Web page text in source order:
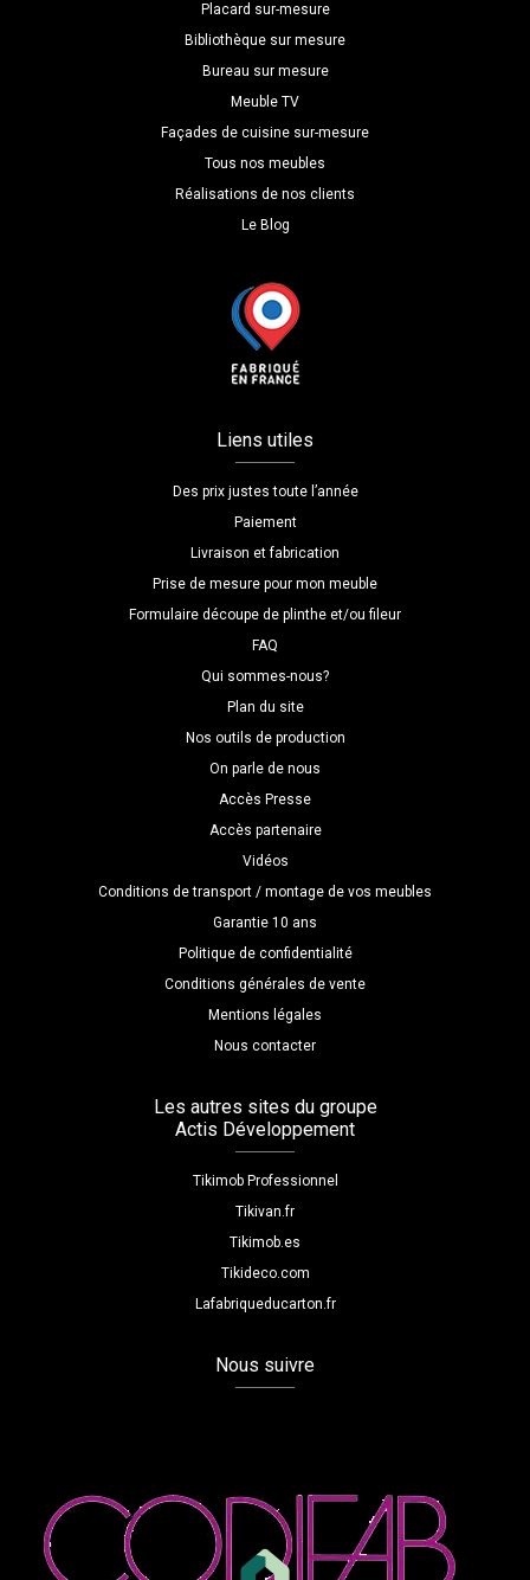
Placard sur-mesure
Bibliothèque sur mesure
Bureau sur mesure
Meuble TV
Façades de cuisine sur-mesure
Tous nos meubles
Réalisations de nos clients
Le Blog
Liens utiles
Des prix justes toute l’année
Paiement
Livraison et fabrication
Prise de mesure pour mon meuble
Formulaire découpe de plinthe et/ou fileur
FAQ
Qui sommes-nous?
Plan du site
Nos outils de production
On parle de nous
Accès Presse
Accès partenaire
Vidéos
Conditions de transport / montage de vos meubles
Garantie 10 ans
Politique de confidentialité
Conditions générales de vente
Mentions légales
Nous contacter
Les autres sites du groupe
Actis Développement
Tikimob Professionnel
Tikivan.fr
Tikimob.es
Tikideco.com
Lafabriqueducarton.fr
Nous suivre